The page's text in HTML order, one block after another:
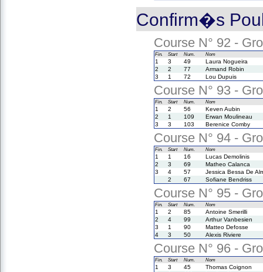
Confirm�s
Course N° 92 -
Fin. Start Num. Nom
1 3 49
Laura Nogueira
2
2 77
Armand Robin
3
1 72 Lou Dupuis
Course N° 93 -
Fin. Start Num. Nom
1 2 56
Keven Aubin
2
1 109
Erwan Moulineau
3
3 103 Berenice Comby
Course N° 94 -
Fin. Start Num. Nom
1 1 16
Lucas Demolinis
2
3 69
Matheo Calanca
3
4 57
Jessica Bessa De
2
67 Sofiane Bendriss
Course N° 95 -
Fin. Start Num. Nom
1 2 85
Antoine Smerilli
2
4 99
Arthur Vanbesien
3
1 90
Matteo Defosse
4
3 50 Alexis Riviere
Course N° 96 -
Fin. Start Num. Nom
1 3 45
Thomas Coignon